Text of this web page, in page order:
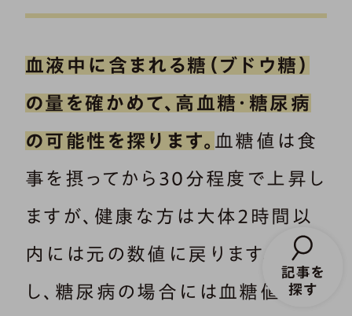
血液中に含まれる糖（ブドウ糖）
の量を確かめて、高血糖・糖尿病
の可能性を探ります。 血糖値は食
事を摂ってから30分程度で上昇し
ますが、健康な方は大体2時間以
内には元の数値に戻ります。しか
し、糖尿病の場合には血糖値が下